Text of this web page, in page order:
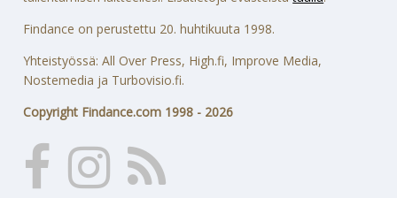
Findance on perustettu 20. huhtikuuta 1998.
Yhteistyössä: All Over Press, High.fi, Improve Media,
Nostemedia ja Turbovisio.fi.
Copyright Findance.com 1998 - 2026